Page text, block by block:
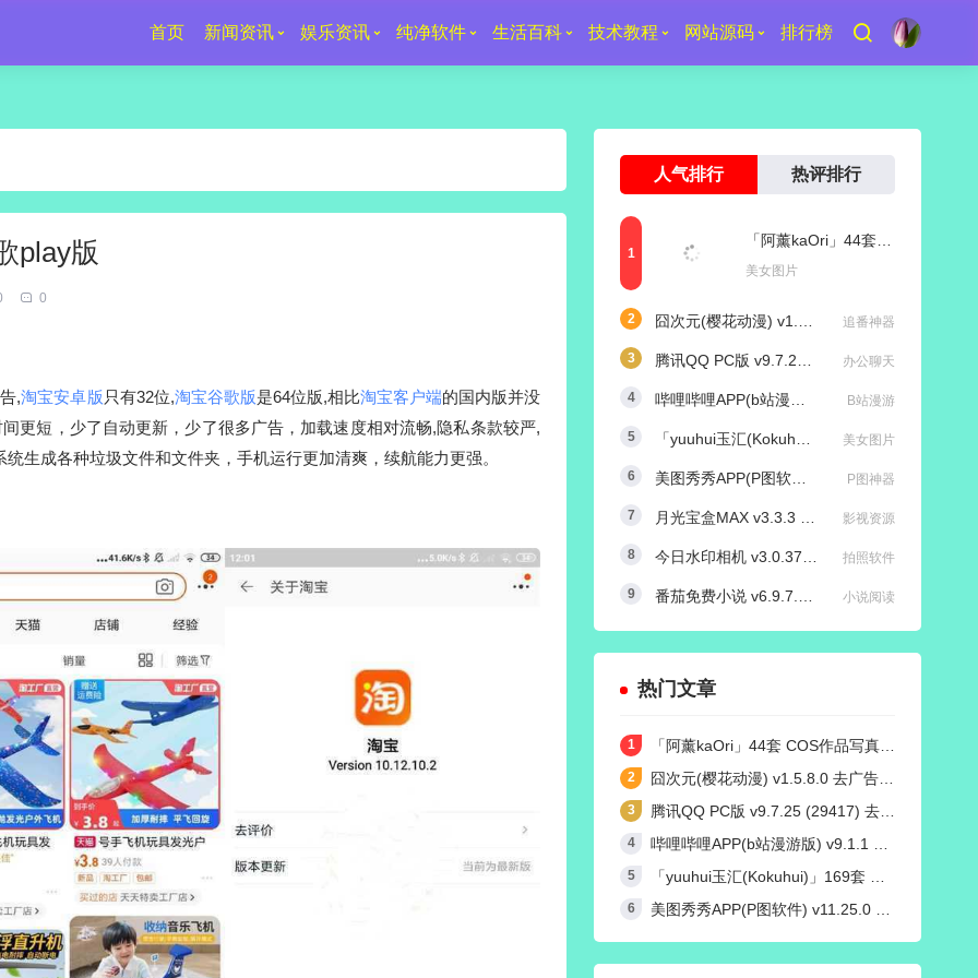
首页 新闻资讯 娱乐资讯 纯净软件 生活百科 技术教程 网站源码 排行榜
play版
0
,淘宝安卓版只有32位,淘宝谷歌版是64位版,相比淘宝客户端的国内版并没
更短，少了自动更新，少了很多广告，加载速度相对流畅,隐私条款较严,
统生成各种垃圾文件和文件夹，手机运行更加清爽，续航能力更强。
人气排行 热评排行
美女图片
追番神器
办公聊天
B站漫游
美女图片
P图神器
影视资源
拍照软件
小说阅读
热门文章
「阿薰kaOri」44套 COS作品写真合集[持续更新]，一个独特的Coser魅力
囧次元(樱花动漫) v1.5.8.0 去广告纯净版
腾讯QQ PC版 v9.7.25 (29417) 去广告防撤回绿色精简版
哔哩哔哩APP(b站漫游版) v9.1.1 哔哩漫游去广告解除版权受限
「yuuhui玉汇(Kokuhui)」169套 COS作品写真合集[持续更新],燃尽魅力的Coser之旅
美图秀秀APP(P图软件) v11.25.0 去广告永久VIP解锁版